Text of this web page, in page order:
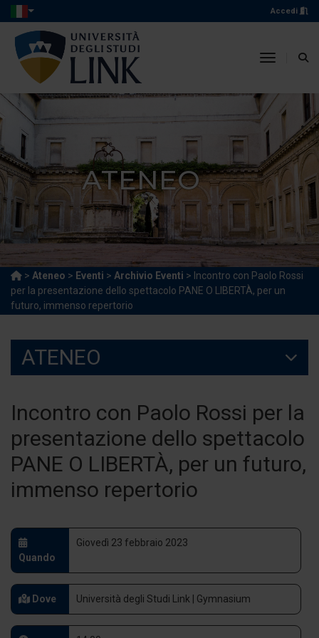
Accedi
toggle
ATENEO
> Ateneo > Eventi > Archivio Eventi > Incontro con Paolo Rossi
per la presentazione dello spettacolo PANE O LIBERTÀ, per un
futuro, immenso repertorio
ATENEO
Incontro con Paolo Rossi per la
presentazione dello spettacolo
PANE O LIBERTÀ, per un futuro,
immenso repertorio
Quando
Giovedì 23 febbraio 2023
Dove Università degli Studi Link | Gymnasium